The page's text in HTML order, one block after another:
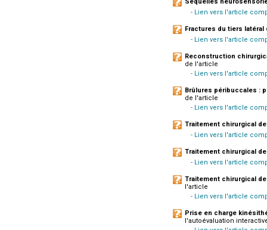
- Lien vers l'article
Fractures du tiers latéral
- Lien vers l'article
Reconstruction
de l'article
- Lien vers l'article
Brûlures péribuccales :
de l'article
- Lien vers l'article
Traitement chirurgical
- Lien vers l'article
Traitement chirurgical
- Lien vers l'article
Traitement chirurgical
l'article
- Lien vers l'article
Prise en charge
l'autoévaluation